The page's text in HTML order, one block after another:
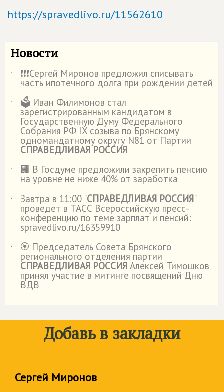
https://spravedlivo.ru/11562610
Новости
˙ ❗️❗️❗️Сергей Миронов предложил списывать
часть ипотечного долга при рождении детей
˙
🗳️ Иван Филимонов стал
зарегистрированным кандидатом в
Государственную Думу Федерального
Собрания РФ IX созыва по Брянскому
одномандатному округу N81 от Партии
СПРАВЕДЛИВАЯ РОССИЯ
˙
🏢 В Госдуме предложили закрепить пенсию
на уровне не ниже 40% от заработка
˙
Завтра в 11:00 "СПРАВЕДЛИВАЯ РОССИЯ"
проведет в ТАСС Всероссийскую пресс-
конференцию по теме зарплат и пенсий:
spravedlivo.ru/16359910
˙
🏵️ Председатель Совета Брянского
регионального отделения партии
СПРАВЕДЛИВАЯ РОССИЯ Алексей Тимошков
принял участие в митинге посвящений Дню
ВДВ
Добавь в закладки
Сергей Миронов